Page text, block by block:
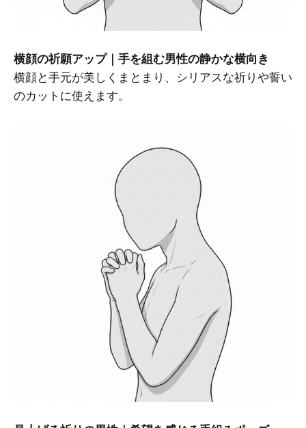
横顔の祈願アップ｜手を組む男性の静かな横向き
横顔と手元が美しくまとまり、シリアスな祈りや誓い
のカットに使えます。